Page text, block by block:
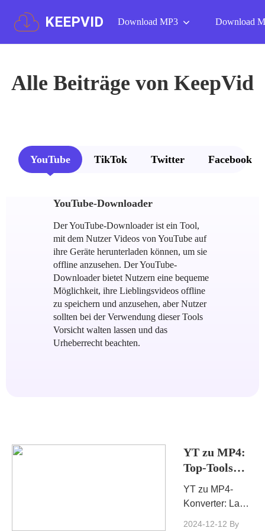
KEEPVID Download MP3 Download
Alle Beiträge von KeepVid
YouTube TikTok Twitter Facebook
YouTube-Downloader
Der YouTube-Downloader ist ein Tool,
mit dem Nutzer Videos von YouTube auf
ihre Geräte herunterladen können, um sie
offline anzusehen. Der YouTube-
Downloader bietet Nutzern eine bequeme
Möglichkeit, ihre Lieblingsvideos offline
zu speichern und anzusehen, aber Nutzer
sollten bei der Verwendung dieser Tools
Vorsicht walten lassen und das
Urheberrecht beachten.
YT zu MP4:
Top-Tools
zum
Konvertieren
YT zu MP4-
Konverter: Lass
2024-12-12 By